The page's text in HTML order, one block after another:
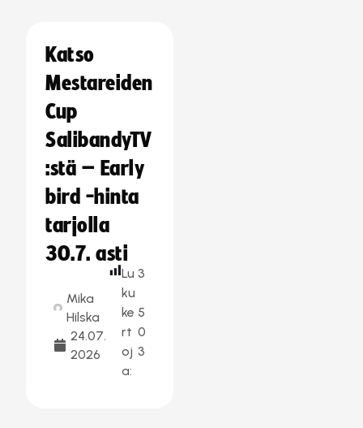
Katso
Mestareiden
Cup
SalibandyTV
:stä – Early
bird -hinta
tarjolla
30.7. asti
Mika
Hilska
24.07.
2026
Lu
ku
ke
rt
oj
a:
3
5
0
3